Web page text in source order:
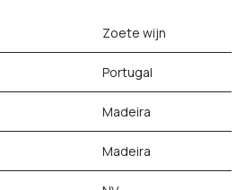
Zoete wijn
Portugal
Madeira
Madeira